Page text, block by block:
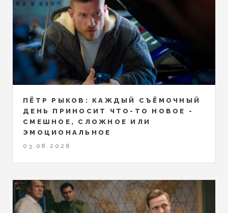
ПЁТР РЫКОВ: КАЖДЫЙ СЪЁМОЧНЫЙ
ДЕНЬ ПРИНОСИТ ЧТО-ТО НОВОЕ -
СМЕШНОЕ, СЛОЖНОЕ ИЛИ
ЭМОЦИОНАЛЬНОЕ
03.08.2026